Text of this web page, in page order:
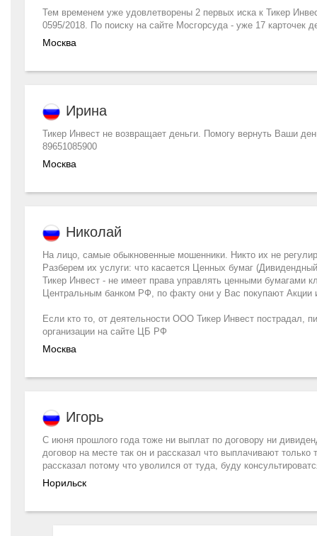
Тем временем уже удовлетворены 2 первых иска к Тикер
0595/2018. По поиску на сайте Мосгорсуда - уже 17 карточек
Москва
Ирина
Тикер Инвест не возвращает деньги. Помогу вернуть Ваши
89651085900
Москва
Николай
На лицо, самые обыкновенные мошенники. Никто их не
Разберем их услуги: что касается Ценных бумаг
Тикер Инвест - не имеет права управлять ценными бумагами
Центральным банком РФ, по факту они у Вас покупают
Если кто то, от деятельности ООО Тикер Инвест
организации на сайте ЦБ РФ
Москва
Игорь
С июня прошлого года тоже ни выплат по договору ни
договор на месте так он и рассказал что выплачивают
рассказал потому что уволился от туда, буду
Норильск